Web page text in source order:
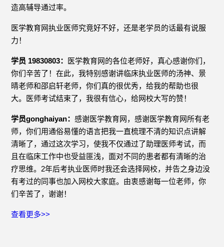
造高辅导通过率。
医学教育网执业医师究竟好不好，还是老学员的话最有说服
力！
学员 19830803： 医学教育网的各位老师好，真心感谢你们，
你们辛苦了！在此，我特别感谢讲临床执业医师的汤神、景
晴老师和邵启轩老师，你们真的很优秀，给我的帮助也很
大。医师考试结束了，我很有信心，给网校大写的赞！
学员gonghaiyan：感谢医学教育网，感谢医学教育网所有老
师，你们用通俗易懂的语言把我一直梳理不清的知识点讲解
清晰了，通过这次学习，使我不仅通过了助理医师考试，而
且在临床工作中也受益匪浅，面对不同的患者都有清晰的治
疗思维。2年后考执业医师时我还会选择网校，并告之身边没
有考过的同事也加入网校大家庭。由衷感谢每一位老师，你
们辛苦了，谢谢！
查看更多>>